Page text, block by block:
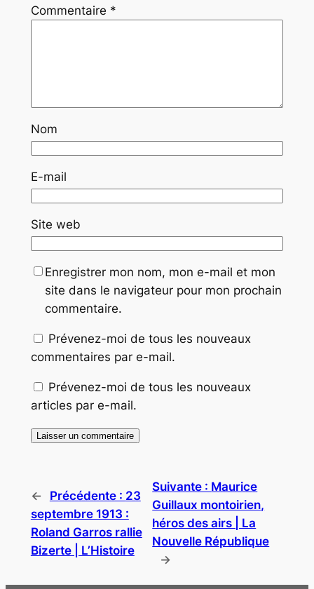
Commentaire *
Nom
E-mail
Site web
Enregistrer mon nom, mon e-mail et mon
site dans le navigateur pour mon prochain
commentaire.
Prévenez-moi de tous les nouveaux
commentaires par e-mail.
Prévenez-moi de tous les nouveaux
articles par e-mail.
← Précédente : 23
septembre 1913 :
Roland Garros rallie
Bizerte | L’Histoire
Suivante : Maurice
Guillaux montoirien,
héros des airs | La
Nouvelle République
→